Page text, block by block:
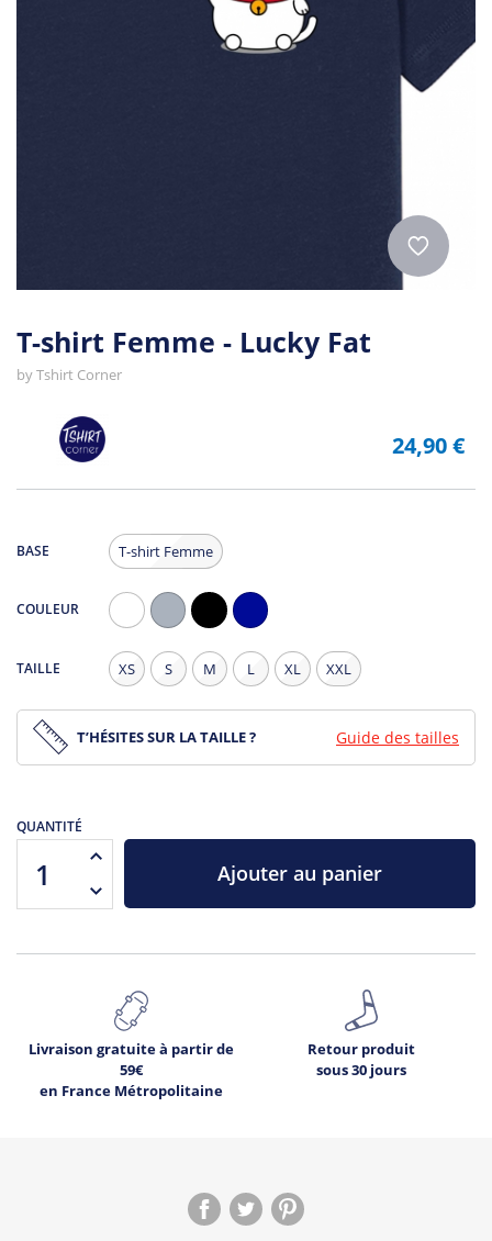
T-shirt Femme - Lucky Fat
byTshirt Corner
24,90 €
BASE T-shirt Femme
COULEUR
Chiné
TAILLE XS S M L XL XXL
T’HÉSITES SUR LA TAILLE ? Guide des tailles
QUANTITÉ
Ajouter au panier
Livraison gratuite à partir de
59€
en France Métropolitaine
Retour produit
sous 30 jours